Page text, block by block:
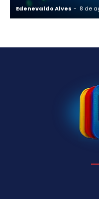
Edenevaldo Alves - 8 de